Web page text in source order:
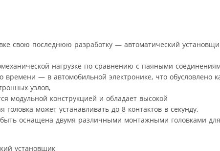
свою последнюю разработку — автоматический
нагрузке по сравнению с паяными
— в автомобильной электронике, что обусловлено
узлов,
модульной конструкцией и обладает высокой
может устанавливать до 8 контактов в секунду,
оснащена двумя различными монтажными головками для